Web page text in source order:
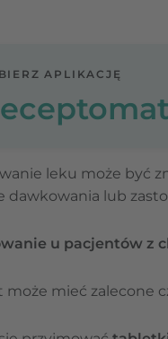
APLIKACJĘ
leku może być
dawkowania lub
u pacjentów z
może mieć zalecone